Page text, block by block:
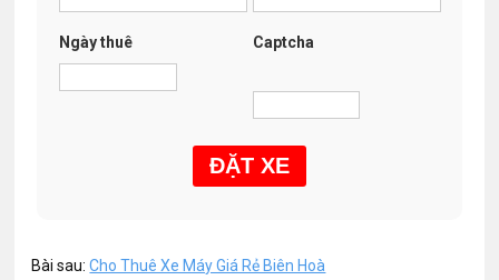
Ngày thuê Captcha
Bài sau:Cho Thuê Xe Máy Giá Rẻ Biên Hoà